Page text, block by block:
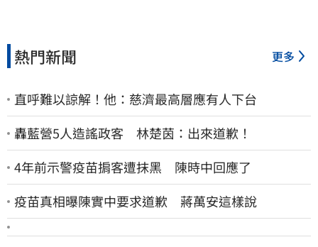
熱門新聞 更多
直呼難以諒解！他：慈濟最高層應有人下台
轟藍營5人造謠政客 林楚茵：出來道歉！
4年前示警疫苗掮客遭抹黑 陳時中回應了
疫苗真相曝陳實中要求道歉 蔣萬安這樣說